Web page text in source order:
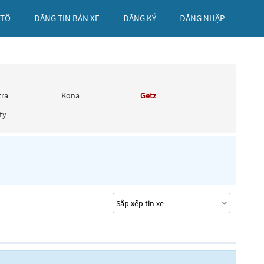
ĐĂNG TIN BÁN XE ĐĂNG KÝ ĐĂNG NHẬP
Kona
Getz